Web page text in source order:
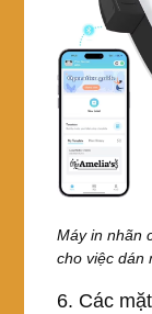
Máy in nhãn
cho việc dán
6. Các